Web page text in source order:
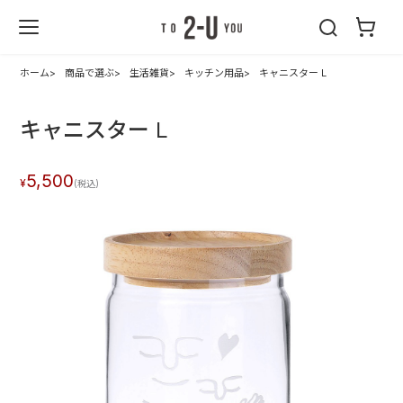
ホーム 商品で選ぶ 生活雑貨 キッチン用品 キャニスター L
キャニスター L
5,500